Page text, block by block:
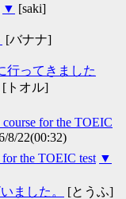
▼ [saki]
[バナナ]
行ってきました
[トオル]
for the TOEIC
8/22(00:32)
the TOEIC test ▼
ました。
[とうふ]